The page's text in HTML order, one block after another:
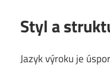
Styl a
Jazyk výroku je